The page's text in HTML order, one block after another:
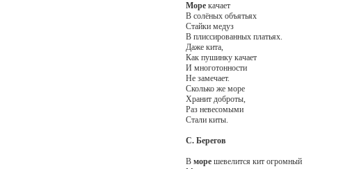
Море качает
В солёных объятьях
Стайки медуз
В плиссированных платьях.
Даже кита,
Как пушинку качает
И многотонности
Не замечает.
Сколько же море
Хранит доброты,
Раз невесомыми
Стали киты.
С. Берегов
Вморе шевелится кит огромный